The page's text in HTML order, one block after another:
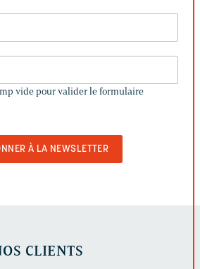
CHAMP
vide pour valider le formulaire
CLIENTS